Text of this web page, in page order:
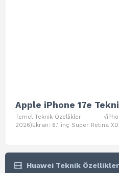
Apple iPhone 17e
Temel Teknik Özellikler
2026)Ekran: 6.1 inç Super Retina
Huawei Teknik Özellikler